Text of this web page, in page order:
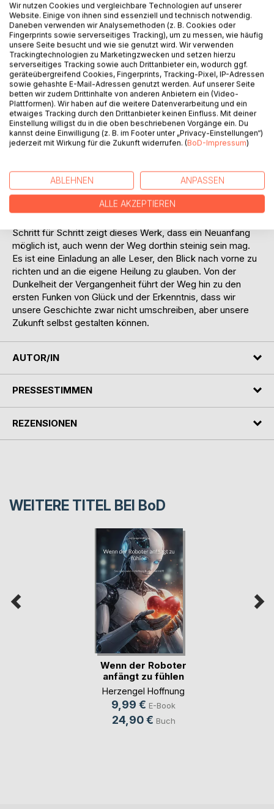
BESCHREIBUNG
Dieses Buch ist eine ehrliche und tief berührende Reise
durch die Landschaften der menschlichen Seele. Es
beginnt dort, wo die Angst oft ihren Ursprung findet: in den
Prägungen der frühen Jahre. Mit ungeschönter Offenheit
erzählt der Autor/die Autorin von den schweren Stunden
Doch es ist weit mehr als eine Erzählung über den
Schmerz. Es ist ein Manifest der Hoffnung.
Schritt für Schritt zeigt dieses Werk, dass ein Neuanfang
möglich ist, auch wenn der Weg dorthin steinig sein mag.
Es ist eine Einladung an alle Leser, den Blick nach vorne zu
richten und an die eigene Heilung zu glauben. Von der
Dunkelheit der Vergangenheit führt der Weg hin zu den
ersten Funken von Glück und der Erkenntnis, dass wir
unsere Geschichte zwar nicht umschreiben, aber unsere
Zukunft selbst gestalten können.
AUTOR/IN
PRESSESTIMMEN
REZENSIONEN
WEITERE TITEL BEI BoD
Wenn der Roboter
anfängt zu fühlen
Herzengel Hoffnung
9,99 € E-Book
24,90 € Buch
Wir nutzen Cookies und vergleichbare Technologien auf unserer
Website. Einige von ihnen sind essenziell und technisch notwendig.
Daneben verwenden wir Analysemethoden (z. B. Cookies oder
Fingerprints sowie serverseitiges Tracking), um zu messen, wie häufig
unsere Seite besucht und wie sie genutzt wird. Wir verwenden
Trackingtechnologien zu Marketingzwecken und setzen hierzu
serverseitiges Tracking sowie auch Drittanbieter ein, wodurch ggf.
geräteübergreifend Cookies, Fingerprints, Tracking-Pixel, IP-Adressen
sowie gehashte E-Mail-Adressen genutzt werden. Auf unserer Seite
betten wir zudem Drittinhalte von anderen Anbietern ein (Video-
Plattformen). Wir haben auf die weitere Datenverarbeitung und ein
etwaiges Tracking durch den Drittanbieter keinen Einfluss. Mit deiner
Einstellung willigst du in die oben beschriebenen Vorgänge ein. Du
kannst deine Einwilligung (z. B. im Footer unter „Privacy-Einstellungen“)
jederzeit mit Wirkung für die Zukunft widerrufen. (BoD-Impressum)
ABLEHNEN ANPASSEN
ALLE AKZEPTIEREN